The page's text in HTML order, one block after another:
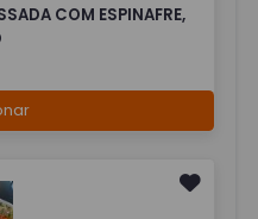
COM ESPINAFRE,